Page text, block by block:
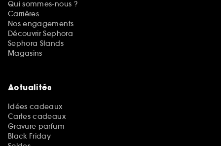
Qui sommes-nous ?
Carrières
Nos engagements
Découvrir Sephora
Sephora Stands
Magasins
Actualités
Idées cadeaux
Cartes cadeaux
Gravure parfum
Black Friday